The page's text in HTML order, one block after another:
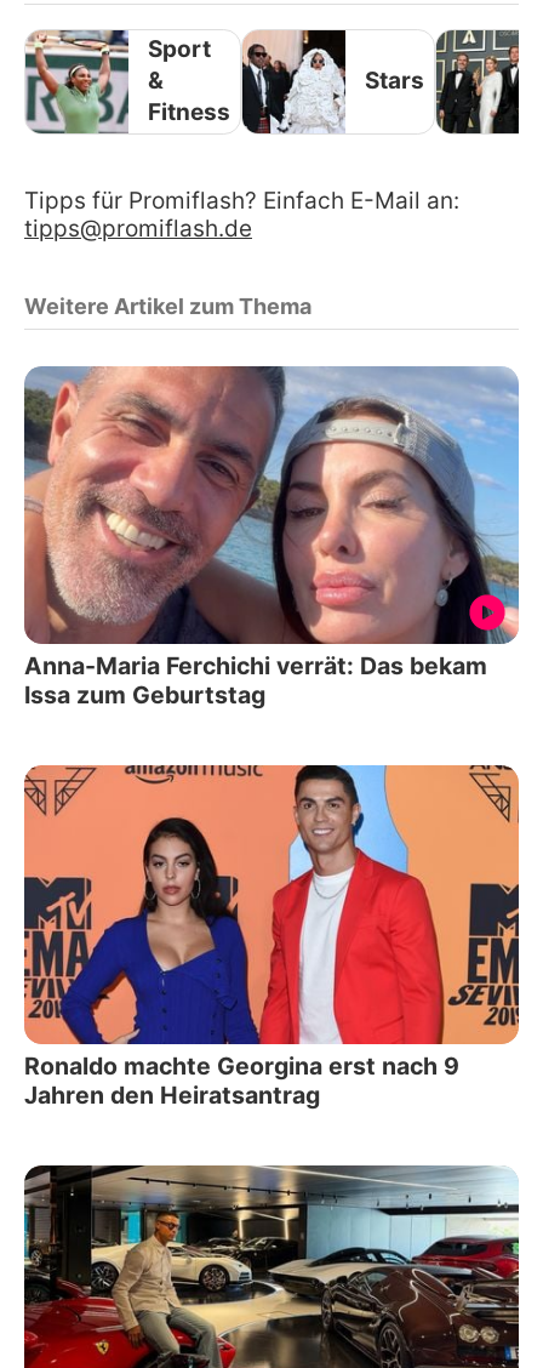
Sport
&
Fitness
Stars
Tipps für Promiflash? Einfach E-Mail an:
tipps@promiflash.de
Weitere Artikel zum Thema
Anna-Maria Ferchichi verrät: Das bekam
Issa zum Geburtstag
Ronaldo machte Georgina erst nach 9
Jahren den Heiratsantrag